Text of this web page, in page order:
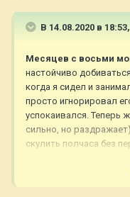
В 14.08.2020 в 18:53,
Месяцев с восьми
настойчиво
когда я сидел и
просто игнорировал
успокаивался. Теперь
сильно, но
скулить полчаса без
Гуляем мы по 3 раза в